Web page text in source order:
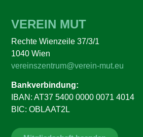
VEREIN MUT
Rechte Wienzeile 37/3/1
1040 Wien
vereinszentrum@verein-mut.eu
Bankverbindung:
IBAN: AT37 5400 0000 0071 4014
BIC: OBLAAT2L